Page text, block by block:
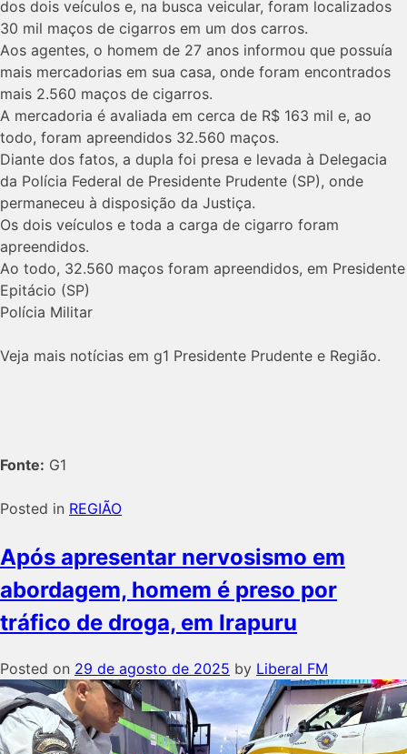
dos dois veículos e, na busca veicular, foram localizados
30 mil maços de cigarros em um dos carros.
Aos agentes, o homem de 27 anos informou que possuía
mais mercadorias em sua casa, onde foram encontrados
mais 2.560 maços de cigarros.
A mercadoria é avaliada em cerca de R$ 163 mil e, ao
todo, foram apreendidos 32.560 maços.
Diante dos fatos, a dupla foi presa e levada à Delegacia
da Polícia Federal de Presidente Prudente (SP), onde
permaneceu à disposição da Justiça.
Os dois veículos e toda a carga de cigarro foram
apreendidos.
Ao todo, 32.560 maços foram apreendidos, em Presidente
Epitácio (SP)
Polícia Militar
Veja mais notícias em g1 Presidente Prudente e Região.
Fonte: G1
Posted in REGIÃO
Após apresentar nervosismo em
abordagem, homem é preso por
tráfico de droga, em Irapuru
Posted on 29 de agosto de 2025 by Liberal FM